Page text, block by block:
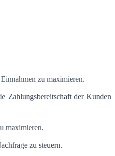
zu maximieren.
Zahlungsbereitschaft der Kunden
maximieren.
zu steuern.